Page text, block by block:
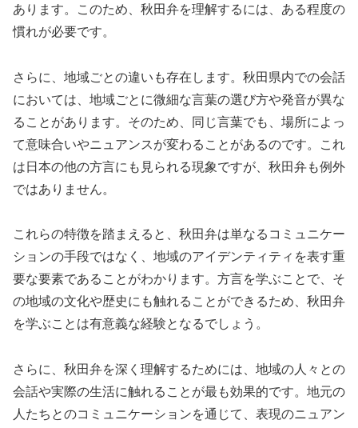
あります。このため、秋田弁を理解するには、ある程度の
慣れが必要です。
さらに、地域ごとの違いも存在します。秋田県内での会話
においては、地域ごとに微細な言葉の選び方や発音が異な
ることがあります。そのため、同じ言葉でも、場所によっ
て意味合いやニュアンスが変わることがあるのです。これ
は日本の他の方言にも見られる現象ですが、秋田弁も例外
ではありません。
これらの特徴を踏まえると、秋田弁は単なるコミュニケー
ションの手段ではなく、地域のアイデンティティを表す重
要な要素であることがわかります。方言を学ぶことで、そ
の地域の文化や歴史にも触れることができるため、秋田弁
を学ぶことは有意義な経験となるでしょう。
さらに、秋田弁を深く理解するためには、地域の人々との
会話や実際の生活に触れることが最も効果的です。地元の
人たちとのコミュニケーションを通じて、表現のニュアン